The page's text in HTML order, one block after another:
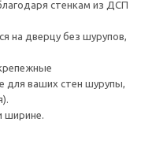
стенкам из ДСП
на дверцу без шурупов,
для ваших стен шурупы,
ширине.